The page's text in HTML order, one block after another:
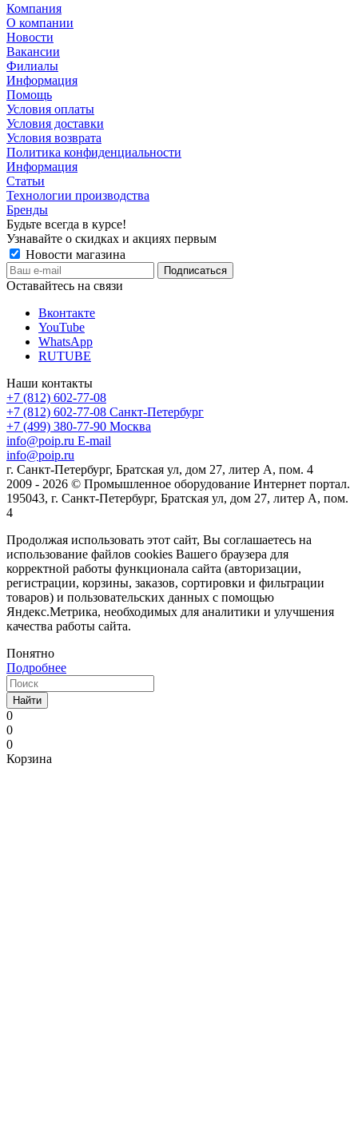
Компания
О компании
Новости
Вакансии
Филиалы
Информация
Помощь
Условия оплаты
Условия доставки
Условия возврата
Политика конфиденциальности
Информация
Статьи
Технологии производства
Бренды
Будьте всегда в курсе!
Узнавайте о скидках и акциях первым
Новости магазина
Оставайтесь на связи
Вконтакте
YouTube
WhatsApp
RUTUBE
Наши контакты
+7 (812) 602-77-08
+7 (812) 602-77-08 Санкт-Петербург
+7 (499) 380-77-90 Москва
info@poip.ru E-mail
info@poip.ru
г. Санкт-Петербург, Братская ул, дом 27, литер А, пом. 4
2009 - 2026 © Промышленное оборудование Интернет портал.
195043, г. Санкт-Петербург, Братская ул, дом 27, литер А, пом.
4
Продолжая использовать этот сайт, Вы соглашаетесь на
использование файлов cookies Вашего браузера для
корректной работы функционала сайта (авторизации,
регистрации, корзины, заказов, сортировки и фильтрации
товаров) и пользовательских данных с помощью
Яндекс.Метрика, необходимых для аналитики и улучшения
качества работы сайта.
Понятно
Подробнее
Найти
0
0
0
Корзина